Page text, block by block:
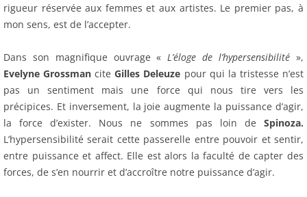
rigueur réservée aux femmes et aux artistes. Le premier pas, à
mon sens, est de l’accepter.
Dans son magnifique ouvrage « L’éloge de l’hypersensibilité »,
Evelyne Grossman citeGilles Deleuze pour qui la tristesse n’est
pas un sentiment mais une force qui nous tire vers les
précipices. Et inversement, la joie augmente la puissance d’agir,
la force d’exister. Nous ne sommes pas loin de Spinoza.
L’hypersensibilité serait cette passerelle entre pouvoir et sentir,
entre puissance et affect. Elle est alors la faculté de capter des
forces, de s’en nourrir et d’accroître notre puissance d’agir.